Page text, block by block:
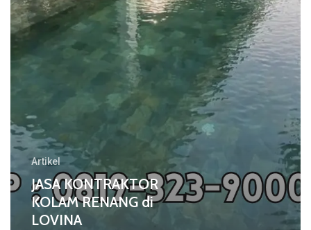
Artikel
JASA KONTRAKTOR
KOLAM RENANG di
LOVINA